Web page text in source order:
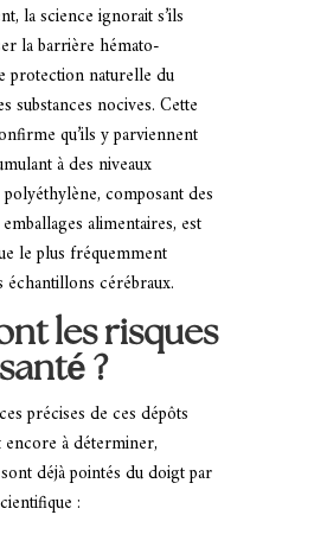
la science ignorait s’ils
la barrière hémato-
protection naturelle du
substances nocives. Cette
qu’ils y parviennent
à des niveaux
composant des
alimentaires, est
le plus fréquemment
cérébraux.
les risques
?
précises de ces dépôts
encore à déterminer,
déjà pointés du doigt par
: